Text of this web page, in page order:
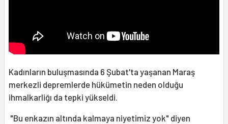
Kadınların buluşmasında 6 Şubat'ta yaşanan Maraş
merkezli depremlerde hükümetin neden olduğu
ihmalkarliğı da tepki yükseldi.
"Bu enkazın altında kalmaya niyetimiz yok" diyen